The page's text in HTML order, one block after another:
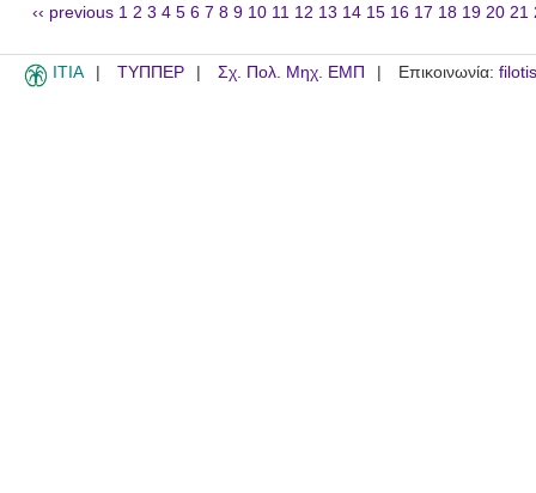
‹‹ previous 1 2 3 4 5 6 7 8 9 10 11 12 13 14 15 16 17 18 19 20 21
ITIA ΤΥΠΠΕΡ Σχ. Πολ. Μηχ. ΕΜΠ Επικοινωνία: